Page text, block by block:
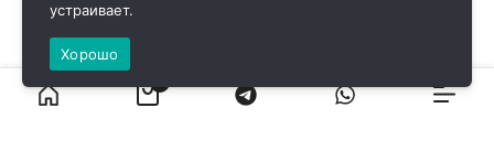
устраивает.
Хорошо